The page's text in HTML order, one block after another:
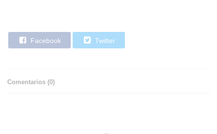
Facebook Twitter
Comentarios (0)